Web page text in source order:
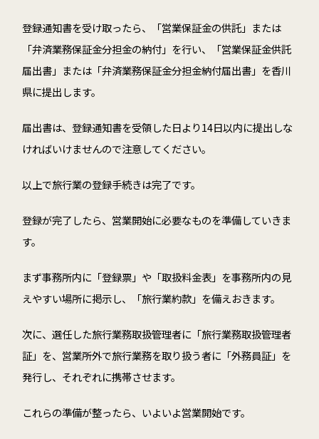
登録通知書を受け取ったら、「営業保証金の供託」または
「弁済業務保証金分担金の納付」を行い、「営業保証金供託
届出書」または「弁済業務保証金分担金納付届出書」を香川
県に提出します。
届出書は、登録通知書を受領した日より14日以内に提出しな
ければいけませんので注意してください。
以上で旅行業の登録手続きは完了です。
登録が完了したら、営業開始に必要なものを準備していきま
す。
まず事務所内に「登録票」や「取扱料金表」を事務所内の見
えやすい場所に掲示し、「旅行業約款」を備えおきます。
次に、選任した旅行業務取扱管理者に「旅行業務取扱管理者
証」を、営業所外で旅行業務を取り扱う者に「外務員証」を
発行し、それぞれに携帯させます。
これらの準備が整ったら、いよいよ営業開始です。